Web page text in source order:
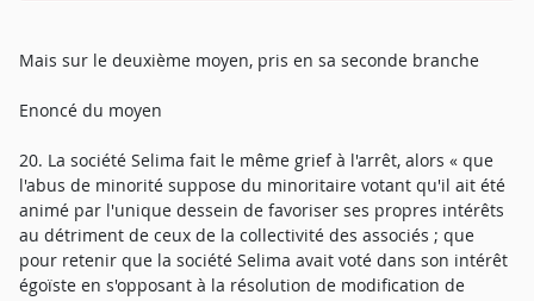
Mais sur le deuxième moyen, pris en sa seconde branche
Enoncé du moyen
20. La société Selima fait le même grief à l'arrêt, alors « que
l'abus de minorité suppose du minoritaire votant qu'il ait été
animé par l'unique dessein de favoriser ses propres intérêts
au détriment de ceux de la collectivité des associés ; que
pour retenir que la société Selima avait voté dans son intérêt
égoïste en s'opposant à la résolution de modification de